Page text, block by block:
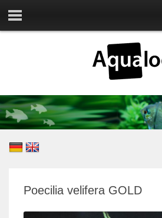
Poecilia velifera GOLD